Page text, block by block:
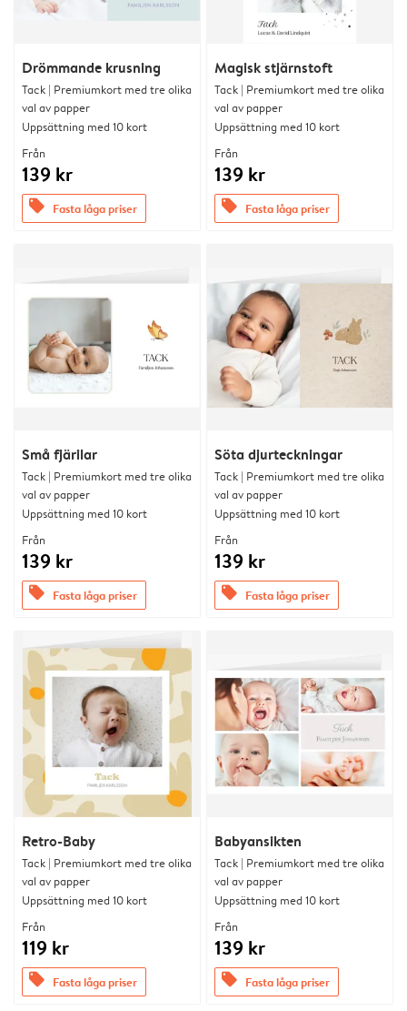
Drömmande krusning
Tack | Premiumkort med tre olika
val av papper
Uppsättning med 10 kort
Från
139 kr
offers Fasta låga priser
Magisk stjärnstoft
Tack | Premiumkort med tre olika
val av papper
Uppsättning med 10 kort
Från
139 kr
offers Fasta låga priser
Små fjärilar
Tack | Premiumkort med tre olika
val av papper
Uppsättning med 10 kort
Från
139 kr
offers Fasta låga priser
Söta djurteckningar
Tack | Premiumkort med tre olika
val av papper
Uppsättning med 10 kort
Från
139 kr
offers Fasta låga priser
Retro-Baby
Tack | Premiumkort med tre olika
val av papper
Uppsättning med 10 kort
Från
119 kr
offers Fasta låga priser
Babyansikten
Tack | Premiumkort med tre olika
val av papper
Uppsättning med 10 kort
Från
139 kr
offers Fasta låga priser